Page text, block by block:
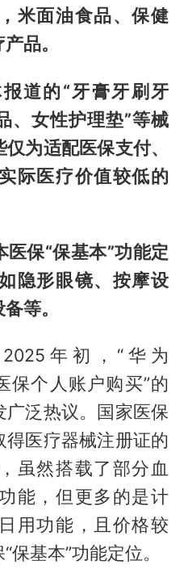
米面油食品、保健
品。
道的“牙膏牙刷牙
、女性护理垫”等械
为适配医保支付、
际医疗价值较低的
保“保基本”功能定
隐形眼镜、按摩设
等。
年初，“华为
保个人账户购买”的
泛热议。国家医保
医疗器械注册证的
虽然搭载了部分血
能，但更多的是计
用功能，且价格较
基本”功能定位。